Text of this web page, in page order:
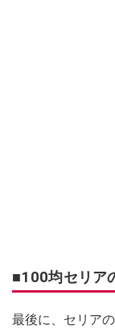
■100均セリア
最後に、セリア